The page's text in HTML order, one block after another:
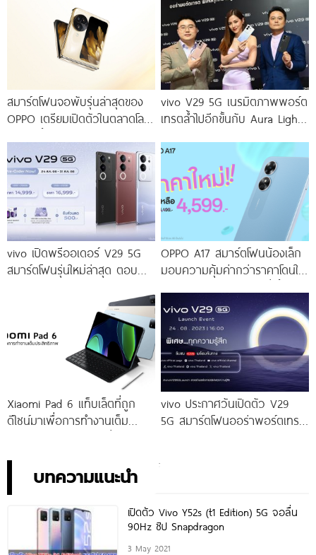
สมาร์ตโฟนจอพับรุ่นล่าสุดของ
OPPO เตรียมเปิดตัวในตลาดโลก
vivo V29 5G เนรมิตภาพพอร์ต
เทรตล้ำไปอีกขั้นกับ Aura Light
โดดเด่นด้วยสุนทรียศาสตร์แห่ง
vivo เปิดพรีออเดอร์ V29 5G
สมาร์ตโฟนรุ่นใหม่ล่าสุด ตอบ
ราคาเริ่มต้นเพียง 14,999 บาท
จัดเต็มกับโปรโมชันพิเศษก่อนใคร
OPPO A17 สมาร์ตโฟนน้องเล็ก
มอบความคุ้มค่ากว่าราคาโดนใจ
ราคาใหม่เพียง 4,599 บาท
เท่านั้น!
Xiaomi Pad 6 แท็บเล็ตที่ถูก
ดีไซน์มาเพื่อการทำงานเต็ม
vivo ประกาศวันเปิดตัว V29
5G สมาร์ตโฟนออร่าพอร์ตเทร
บทความแนะนำ
เปิดตัว Vivo Y52s (t1 Edition) 5G จอลื่น
90Hz ชิป Snapdragon
3 May 2021